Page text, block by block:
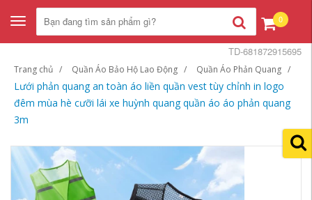
Toggle
navigation
0
Trang chủ Quần Áo Bảo Hộ Lao Động Quần Áo Phản Quang
Lưới phản quang an toàn áo liền quần vest tùy chỉnh in logo
đêm mùa hè cưỡi lái xe huỳnh quang quần áo áo phản quang
3m
TD-681872915695